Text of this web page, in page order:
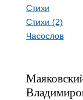
Стихи
Стихи (2)
Часослов